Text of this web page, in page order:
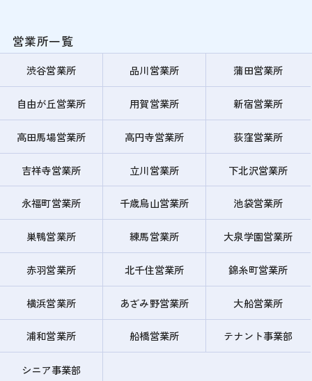
営業所一覧
渋谷営業所 品川営業所 蒲田営業所
自由が丘営業所 用賀営業所 新宿営業所
高田馬場営業所 高円寺営業所 荻窪営業所
吉祥寺営業所 立川営業所 下北沢営業所
永福町営業所 千歳烏山営業所 池袋営業所
巣鴨営業所 練馬営業所 大泉学園営業所
赤羽営業所 北千住営業所 錦糸町営業所
横浜営業所 あざみ野営業所 大船営業所
浦和営業所 船橋営業所 テナント事業部
シニア事業部